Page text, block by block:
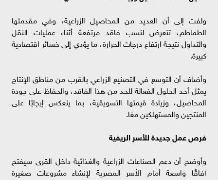
ولفت إلى أن العديد من المحاصيل الزراعية، وفي مقدمتها
الطماطم، تتعرض لنسب فاقد مرتفعة أثناء عمليات النقل
والتداول نتيجة ارتفاع درجات الحرارة، ما يؤدي إلى خسائر اقتصادية
كبيرة.
وأضاف أن التوسع في التصنيع الزراعي بالقرب من مناطق الإنتاج
يمثل أحد الحلول الفعالة للحد من هذا الفاقد، والحفاظ على جودة
المحاصيل، وزيادة قيمتها التسويقية، بما ينعكس إيجابًا على
المنتجين والمستهلكين معًا.
فرص عمل جديدة للأسر الريفية
وأوضح أن دعم الصناعات الزراعية والغذائية داخل القرى سيفتح
آفاقًا واسعة أمام الأسر المصرية لإنشاء مشروعات صغيرة